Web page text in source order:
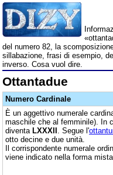
del numero 82, la
sillabazione, frasi di esempio,
inverso. Cosa vuol dire.
Ottantadue
Numero Cardinale
È un aggettivo numerale
maschile che al femminile). In
diventa LXXXII . Segue l'
otto decine e due unità.
Il corrispondente numerale
viene indicato nella forma mista